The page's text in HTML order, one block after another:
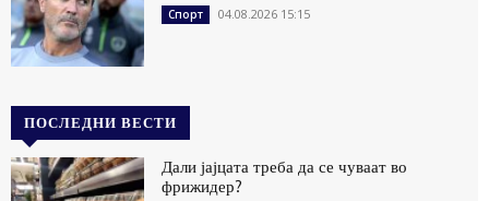
Спорт 04.08.2026 15:15
ПОСЛЕДНИ ВЕСТИ
Дали јајцата треба да се чуваат во
фрижидер?